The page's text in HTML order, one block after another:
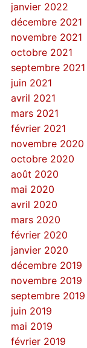
janvier 2022
décembre 2021
novembre 2021
octobre 2021
septembre 2021
juin 2021
avril 2021
mars 2021
février 2021
novembre 2020
octobre 2020
août 2020
mai 2020
avril 2020
mars 2020
février 2020
janvier 2020
décembre 2019
novembre 2019
septembre 2019
juin 2019
mai 2019
février 2019